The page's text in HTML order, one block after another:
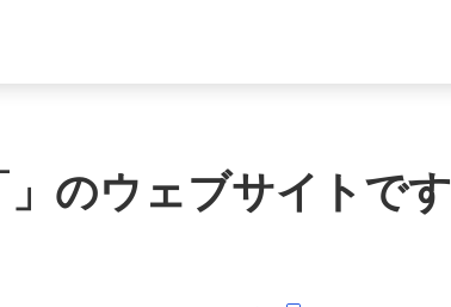
」のウェブサイトです